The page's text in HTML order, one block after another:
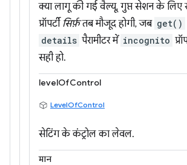
क्या लागू की गई वैल्यू, गुप्त सेशन के लिए
प्रॉपर्टी सिर्फ़तब मौजूद होगी, जब get()
details पैरामीटर में incognito
सही हो.
levelOfControl
LevelOfControl
सेटिंग के कंट्रोल का लेवल.
मान